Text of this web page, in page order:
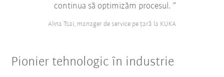
continua să optimizăm procesul.
Alina Tsai, manager de service pe țară la KUKA
Pionier tehnologic în industrie